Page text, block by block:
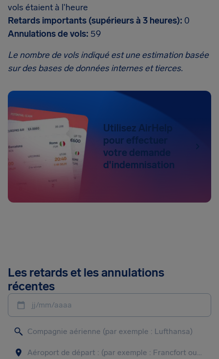
vols étaient à l'heure
Retards importants (supérieurs à 3 heures): 0
Annulations de vols: 59
Le nombre de vols indiqué est une estimation basée
sur des bases de données internes et tierces.
Utilisez AirHelp
pour effectuer
votre demande
d'indemnisation
Les retards et les annulations
récentes
jj/mm/aaaa